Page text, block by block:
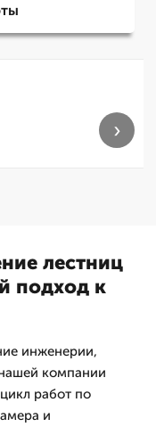
›
лестниц
подход к
инженерии,
компании
работ по
и